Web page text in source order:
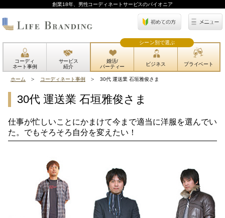
創業18年、男性コーディネートサービスのパイオニア
コーディ
ネート事例
サービス
紹介
シーン別で選ぶ
婚活/
パーティー
ビジネス プライベート
ホーム コーディネート事例 30代 運送業 石垣雅俊さま
30代 運送業 石垣雅俊さま
仕事が忙しいことにかまけて今まで適当に洋服を選んでい
た。でもそろそろ自分を変えたい！